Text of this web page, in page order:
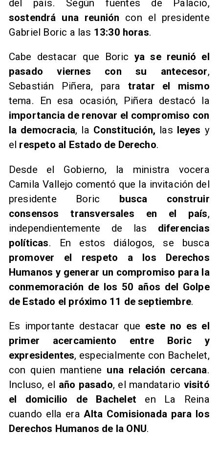
del país. Según fuentes de Palacio,
sostendrá una reunión con el presidente
Gabriel Boric a las 13:30 horas.
Cabe destacar que Boric ya se reunió el
pasado viernes con su antecesor,
Sebastián Piñera, para tratar el mismo
tema. En esa ocasión, Piñera destacó la
importancia de renovar el compromiso con
la democracia, la Constitución, las leyes y
el respeto al Estado de Derecho.
Desde el Gobierno, la ministra vocera
Camila Vallejo comentó que la invitación del
presidente Boric busca construir
consensos transversales en el país,
independientemente de las diferencias
políticas. En estos diálogos, se busca
promover el respeto a los Derechos
Humanos y generar un compromiso para la
conmemoración de los 50 años del Golpe
de Estado el próximo 11 de septiembre.
Es importante destacar que este no es el
primer acercamiento entre Boric y
expresidentes, especialmente con Bachelet,
con quien mantiene una relación cercana.
Incluso, el año pasado, el mandatario visitó
el domicilio de Bachelet en La Reina
cuando ella eraAlta Comisionada para los
Derechos Humanos de la ONU.